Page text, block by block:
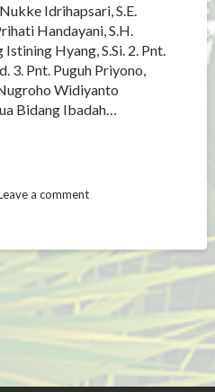
Idrihapsari, S.E.
Handayani, S.H.
Hyang, S.Si. 2. Pnt.
3. Pnt. Puguh Priyono,
Widiyanto
Bidang Ibadah…
a comment